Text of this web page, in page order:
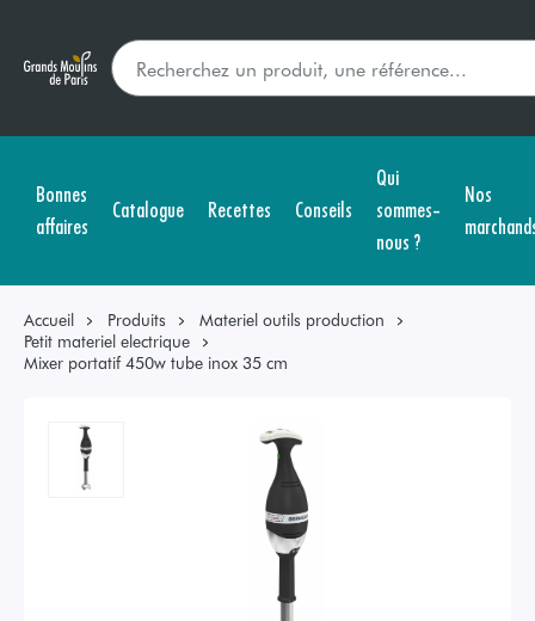
Bonnes
affaires
Catalogue Recettes Conseils
Qui
sommes-
nous ?
Nos
Accueil Produits
Materiel outils production
Petit materiel electrique
Mixer portatif 450w tube inox 35 cm